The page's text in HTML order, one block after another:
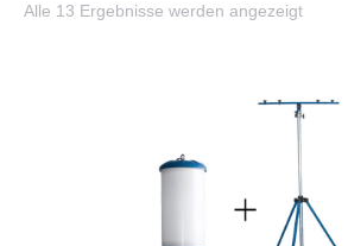
Alle 13 Ergebnisse werden angezeigt